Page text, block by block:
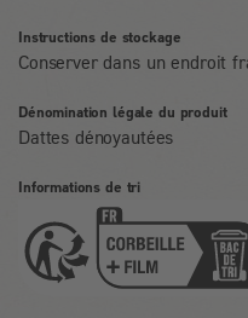
Instructions de stockage
Conserver dans un endroit
Dénomination légale du produit
Dattes dénoyautées
Informations de tri